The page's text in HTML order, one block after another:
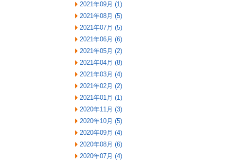
2021年09月 (1)
2021年08月 (5)
2021年07月 (5)
2021年06月 (6)
2021年05月 (2)
2021年04月 (8)
2021年03月 (4)
2021年02月 (2)
2021年01月 (1)
2020年11月 (3)
2020年10月 (5)
2020年09月 (4)
2020年08月 (6)
2020年07月 (4)